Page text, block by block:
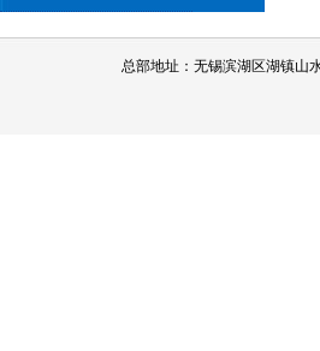
总部地址：无锡滨湖区湖镇山